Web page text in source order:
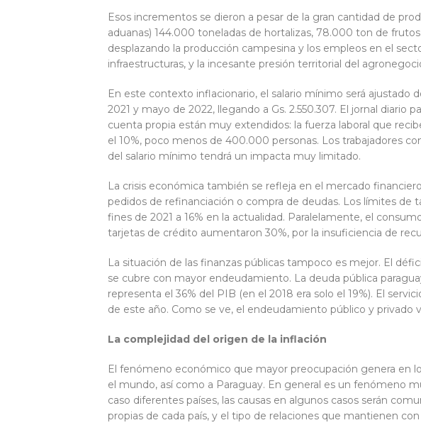
Esos incrementos se dieron a pesar de la gran cantidad de
aduanas) 144.000 toneladas de hortalizas, 78.000 ton de
desplazando la producción campesina y los empleos en el
infraestructuras, y la incesante presión territorial del
En este contexto inflacionario, el salario mínimo será ajustado
2021 y mayo de 2022, llegando a Gs. 2.550.307. El jornal
cuenta propia están muy extendidos: la fuerza laboral que
el 10%, poco menos de 400.000 personas. Los trabajadores
del salario mínimo tendrá un impacta muy limitado.
La crisis económica también se refleja en el mercado
pedidos de refinanciación o compra de deudas. Los límites de
fines de 2021 a 16% en la actualidad. Paralelamente, el
tarjetas de crédito aumentaron 30%, por la insuficiencia de
La situación de las finanzas públicas tampoco es mejor. El
se cubre con mayor endeudamiento. La deuda pública
representa el 36% del PIB (en el 2018 era solo el 19%). El
de este año. Como se ve, el endeudamiento público y privado
La complejidad del origen de la inflación
El fenómeno económico que mayor preocupación genera en
el mundo, así como a Paraguay. En general es un fenómeno
caso diferentes países, las causas en algunos casos serán
propias de cada país, y el tipo de relaciones que mantienen